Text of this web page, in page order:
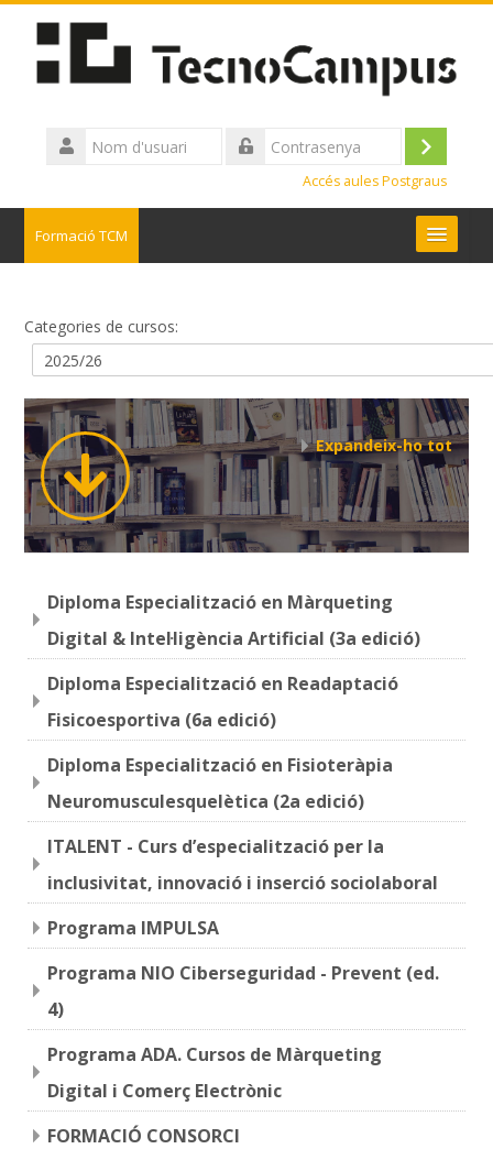
contingut
Nom
d'usuari
Inicia
sessió
Accés aules Postgraus
Formació TCM
Altres aularis
Català ‎(ca)‎
Cerca
cursos
Tramet
Categories de cursos:
Expandeix-ho tot
Diploma Especialització en Màrqueting
Digital & Intel·ligència Artificial (3a edició)
Diploma Especialització en Readaptació
Fisicoesportiva (6a edició)
Diploma Especialització en Fisioteràpia
Neuromusculesquelètica (2a edició)
ITALENT - Curs d’especialització per la
inclusivitat, innovació i inserció sociolaboral
Programa IMPULSA
Programa NIO Ciberseguridad - Prevent (ed.
4)
Programa ADA. Cursos de Màrqueting
Digital i Comerç Electrònic
FORMACIÓ CONSORCI